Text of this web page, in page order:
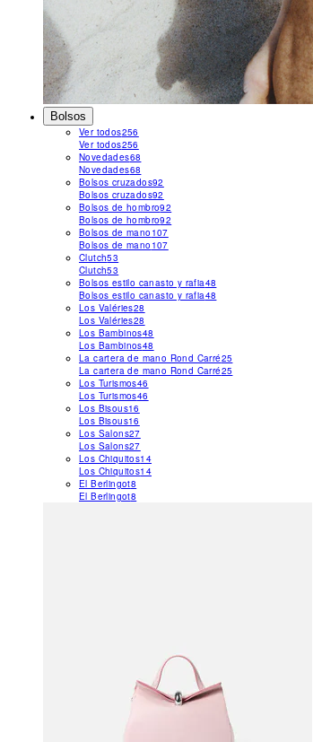
Bolsos
Ver todos256
Ver todos256
Novedades68
Novedades68
Bolsos cruzados92
Bolsos cruzados92
Bolsos de hombro92
Bolsos de hombro92
Bolsos de mano 107
Bolsos de mano 107
Clutch53
Clutch53
Bolsos estilo canasto y rafia48
Bolsos estilo canasto y rafia48
Los Valéries28
Los Valéries28
Los Bambinos48
Los Bambinos48
La cartera de mano Rond Carré25
La cartera de mano Rond Carré25
Los Turismos46
Los Turismos46
Los Bisous16
Los Bisous16
Los Salons27
Los Salons27
Los Chiquitos14
Los Chiquitos14
El Berlingot8
El Berlingot8